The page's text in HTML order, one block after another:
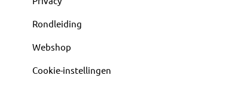
Rondleiding
Webshop
Cookie-instellingen